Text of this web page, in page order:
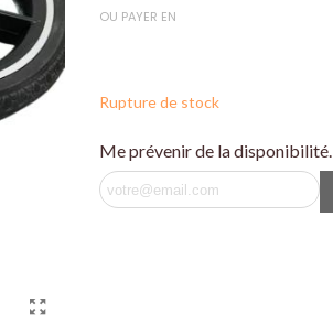
OU PAYER EN
Rupture de stock
Me prévenir de la disponibilité.